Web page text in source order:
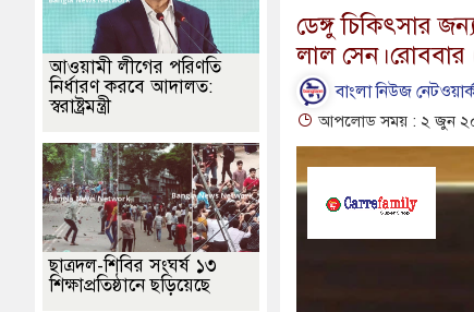
ডেঙ্গু চিকিৎসার জন্য
লাল সেন।রোববার
বাংলা নিউজ
আপলোড সময় : ২ জুন
আওয়ামী লীগের পরিণতি
নির্ধারণ করবে আদালত:
স্বরাষ্ট্রমন্ত্রী
ছাত্রদল-শিবির সংঘর্ষ ১৩
শিক্ষাপ্রতিষ্ঠানে ছড়িয়েছে